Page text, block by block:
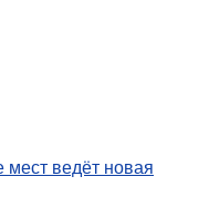
ведёт новая